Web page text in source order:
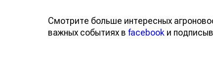
Смотрите больше интересных
важных событиях в facebook и